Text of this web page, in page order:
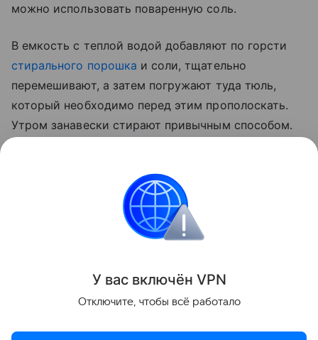
можно использовать поваренную соль.
В емкость с теплой водой добавляют по горсти
стирального порошка и соли, тщательно
перемешивают, а затем погружают туда тюль,
который необходимо перед этим прополоскать.
Утром занавески стирают привычным способом.
После чего можно повесить слегка отжатые
У вас включён VPN
Отключите, чтобы всё работало